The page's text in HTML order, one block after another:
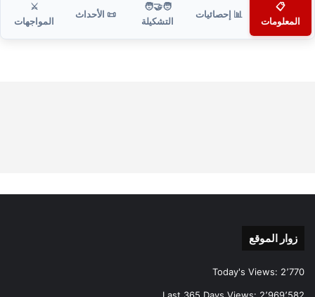
📋
المعلومات
📊 إحصائيات
🧑‍🤝‍🧑
التشكيلة
📜 الأحداث
⚔️
المواجهات
زوار الموقع
Today's Views: 2٬770